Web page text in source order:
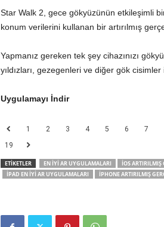
Star Walk 2, gece gökyüzünün etkileşimli
konum verilerini kullanan bir artırılmış
Yapmanız gereken tek şey cihazınızı
yıldızları, gezegenleri ve diğer gök
Uygulamayı İndir
1 2 3 4 5 6 7
19
ETİKETLER EN İYI AR UYGULAMALARI IOS ARTIRILMIŞ
IPAD EN IYI AR UYGULAMALARI
IPHONE ARTIRILMIŞ